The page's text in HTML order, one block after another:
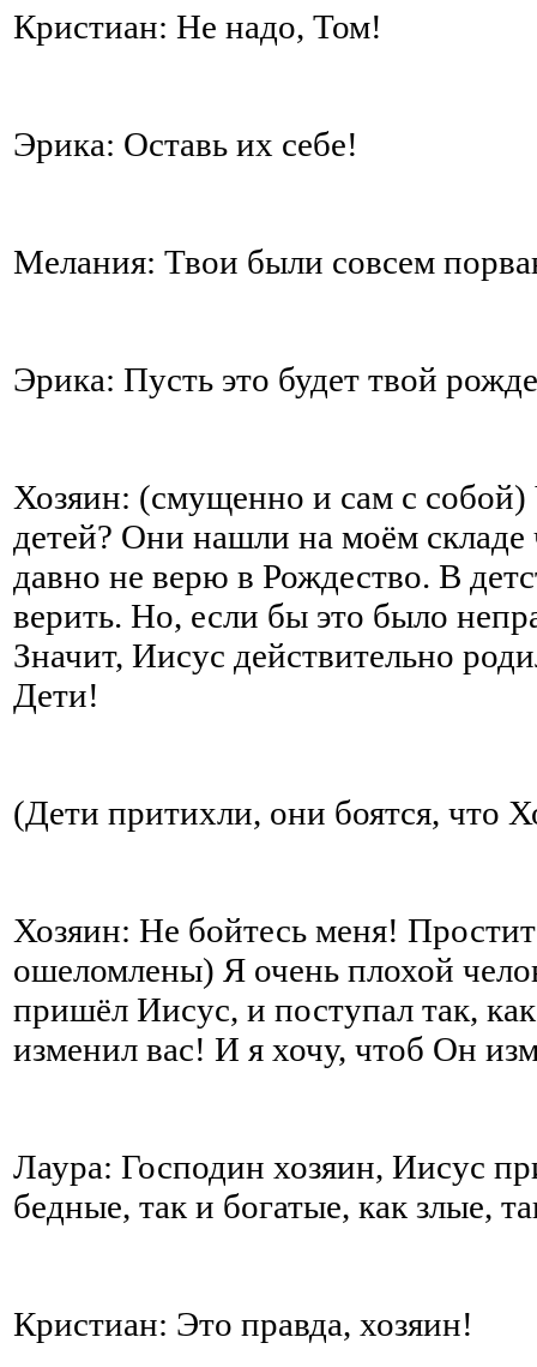
Кристиан: Не надо, Том!
Эрика: Оставь их себе!
Мелания: Твои были совсем
Эрика: Пусть это будет твой
Хозяин: (смущенно и сам с
детей? Они нашли на моём
давно не верю в Рождество. В
верить. Но, если бы это было
Значит, Иисус действительно
Дети!
(Дети притихли, они боятся, что
Хозяин: Не бойтесь меня!
ошеломлены) Я очень плохой
пришёл Иисус, и поступал так,
изменил вас! И я хочу, чтоб Он
Лаура: Господин хозяин, Иисус
бедные, так и богатые, как злые,
Кристиан: Это правда, хозяин!